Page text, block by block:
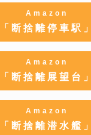
Amazon
「断捨離停車駅」
Amazon
「断捨離展望台」
Amazon
「断捨離潜水艦」